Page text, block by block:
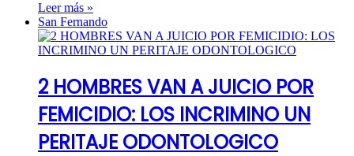
Leer más »
San Fernando
2 HOMBRES VAN A JUICIO POR
FEMICIDIO: LOS INCRIMINO UN
PERITAJE ODONTOLOGICO